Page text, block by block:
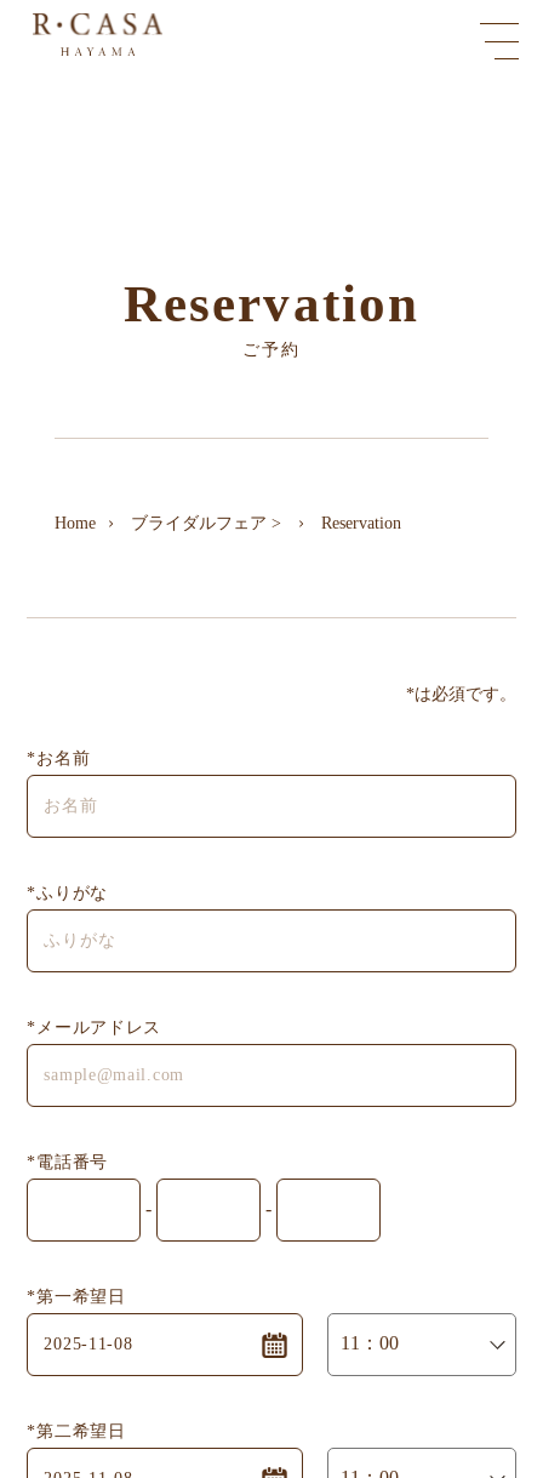
Reservation
ご予約
Home ブライダルフェア > Reservation
*は必須です。
*お名前
*ふりがな
*メールアドレス
*電話番号
- -
*第一希望日
*第二希望日